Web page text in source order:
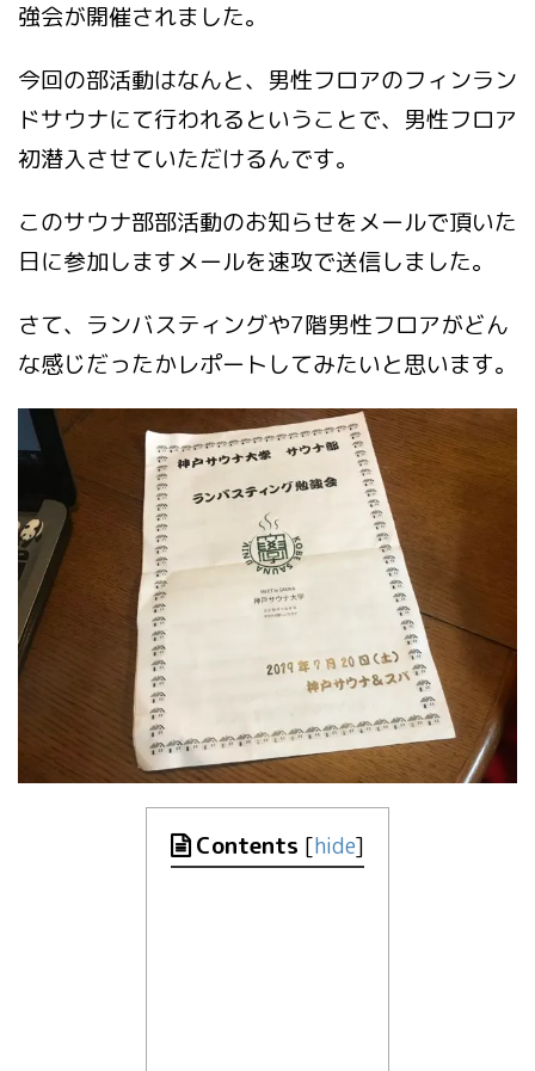
強会が開催されました。
今回の部活動はなんと、男性フロアのフィンラン
ドサウナにて行われるということで、男性フロア
初潜入させていただけるんです。
このサウナ部部活動のお知らせをメールで頂いた
日に参加しますメールを速攻で送信しました。
さて、ランバスティングや7階男性フロアがどん
な感じだったかレポートしてみたいと思います。
Contents [hide]